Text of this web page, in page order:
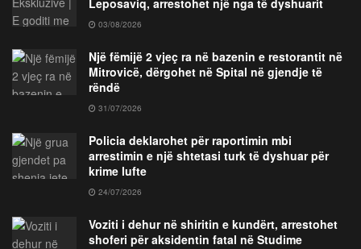
Leposaviq, arrestohet një nga të dyshuarit
03/08/2026
Një fëmijë 2 vjeç ra në bazenin e restorantit në
Mitrovicë, dërgohet në Spital në gjendje të
rëndë
31/07/2026
Policia deklarohet për raportimin mbi
arrestimin e një shtetasi turk të dyshuar për
krime lufte
24/07/2026
Voziti i dehur në shiritin e kundërt, arrestohet
shoferi për aksidentin fatal në Studime